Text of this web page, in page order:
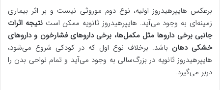
برعکس هایپرهیدروز اولیه، نوع دوم موروثی نیست و بر اثر بیماری
زمینه‌ای به وجود می‌آید. هایپرهیدروز ثانویه ممکن استنتیجه اثرات
جانبی برخی داروها مثل مکمل‌ها، برخی داروهای فشارخون و داروهای
خشکی دهان باشد. برخلاف نوع اول که در کودکی شروع می‌شود،
هایپرهیدروز ثانویه در بزرگ‌سالی به وجود می‌آید و تمام نواحی بدن را
دربر می‌گیرد.